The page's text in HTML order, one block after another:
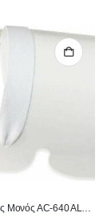
Καλτσοφορετής Μονός AC-640 ALFACARE